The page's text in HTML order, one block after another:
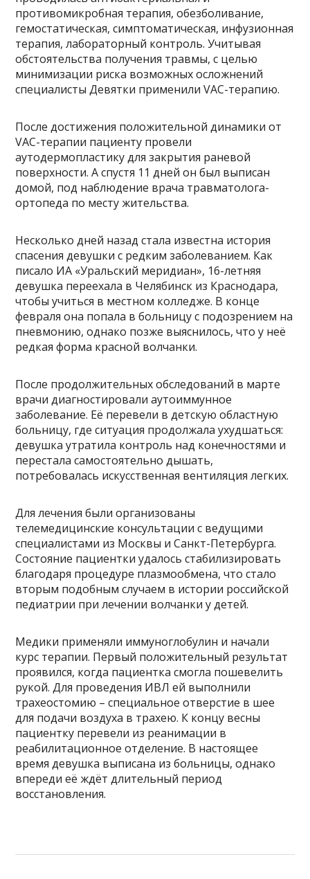
противомикробная терапия, обезболивание,
гемостатическая, симптоматическая, инфузионная
терапия, лабораторный контроль. Учитывая
обстоятельства получения травмы, с целью
минимизации риска возможных осложнений
специалисты Девятки применили VAC-терапию.
После достижения положительной динамики от
VAC-терапии пациенту провели
аутодермопластику для закрытия раневой
поверхности. А спустя 11 дней он был выписан
домой, под наблюдение врача травматолога-
ортопеда по месту жительства.
Несколько дней назад стала известна история
спасения девушки с редким заболеванием. Как
писало ИА «Уральский меридиан», 16-летняя
девушка переехала в Челябинск из Краснодара,
чтобы учиться в местном колледже. В конце
февраля она попала в больницу с подозрением на
пневмонию, однако позже выяснилось, что у неё
редкая форма красной волчанки.
После продолжительных обследований в марте
врачи диагностировали аутоиммунное
заболевание. Её перевели в детскую областную
больницу, где ситуация продолжала ухудшаться:
девушка утратила контроль над конечностями и
перестала самостоятельно дышать,
потребовалась искусственная вентиляция легких.
Для лечения были организованы
телемедицинские консультации с ведущими
специалистами из Москвы и Санкт-Петербурга.
Состояние пациентки удалось стабилизировать
благодаря процедуре плазмообмена, что стало
вторым подобным случаем в истории российской
педиатрии при лечении волчанки у детей.
Медики применяли иммуноглобулин и начали
курс терапии. Первый положительный результат
проявился, когда пациентка смогла пошевелить
рукой. Для проведения ИВЛ ей выполнили
трахеостомию – специальное отверстие в шее
для подачи воздуха в трахею. К концу весны
пациентку перевели из реанимации в
реабилитационное отделение. В настоящее
время девушка выписана из больницы, однако
впереди её ждёт длительный период
восстановления.